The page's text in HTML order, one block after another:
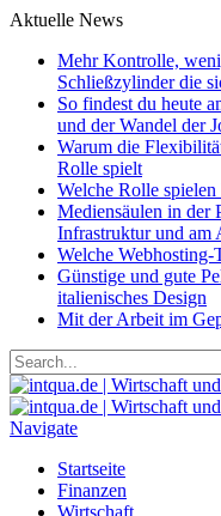
Aktuelle News
Mehr Kontrolle,
Schließzylinder die
So findest du heute
und der Wandel der
Warum die
Rolle spielt
Welche Rolle
Mediensäulen in der
Infrastruktur und am
Welche Webhosting-
Günstige und gute
italienisches Design
Mit der Arbeit im
Navigate
Startseite
Finanzen
Wirtschaft